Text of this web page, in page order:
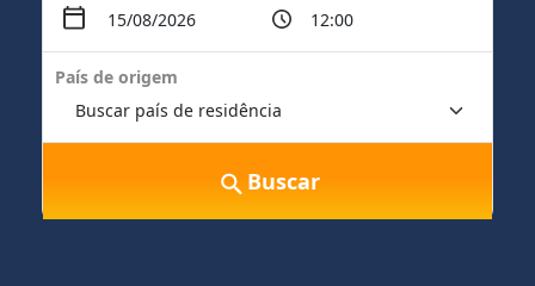
País de origem
Buscar